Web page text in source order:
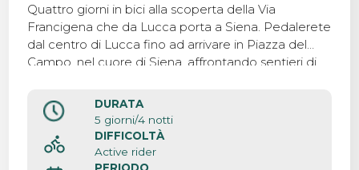
Quattro giorni in bici alla scoperta della Via
Francigena che da Lucca porta a Siena. Pedalerete
dal centro di Lucca fino ad arrivare in Piazza del
Campo, nel cuore di Siena, affrontando sentieri di
colline toscane.DURATA
5 giorni/4 notti
DIFFICOLTÀ
Active rider
PERIODO